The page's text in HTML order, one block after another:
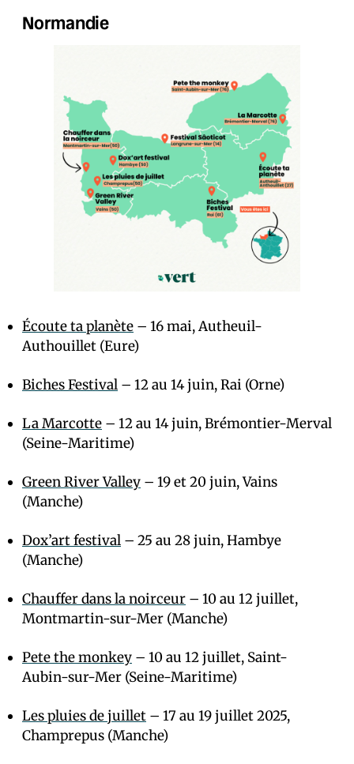
Normandie
Écoute ta planète – 16 mai, Autheuil-
Authouillet (Eure)
Biches Festival – 12 au 14 juin, Rai (Orne)
La Marcotte – 12 au 14 juin, Brémontier-Merval
(Seine-Maritime)
Green River Valley – 19 et 20 juin, Vains
(Manche)
Dox’art festival – 25 au 28 juin, Hambye
(Manche)
Chauffer dans la noirceur – 10 au 12 juillet,
Montmartin-sur-Mer (Manche)
Pete the monkey – 10 au 12 juillet, Saint-
Aubin-sur-Mer (Seine-Maritime)
Les pluies de juillet – 17 au 19 juillet 2025,
Champrepus (Manche)